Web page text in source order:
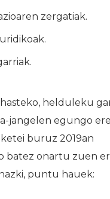
zergatiak.
helduleku
jangelen egungo
buruz 2019an
batez onartu zuen
puntu hauek: